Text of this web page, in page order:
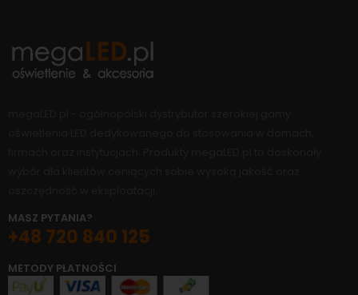
MASZ PYTANIA?
+48 720 840 125
METODY PŁATNOŚCI